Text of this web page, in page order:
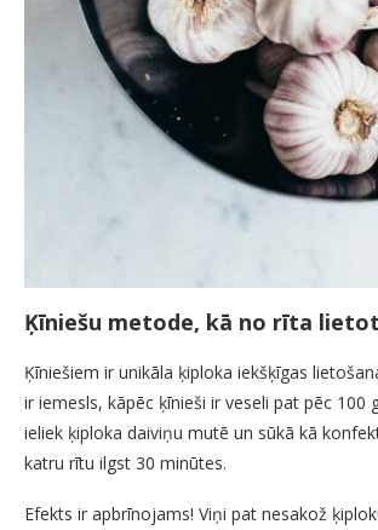
Ķīniešu metode, kā no rīta
Ķīniešiem ir unikāla ķiploka iekšķīgas
ir iemesls, kāpēc ķīnieši ir veseli pat pēc 100
ieliek ķiploka daiviņu mutē un sūkā kā
katru rītu ilgst 30 minūtes.
Efekts ir apbrīnojams! Viņi pat nesakož